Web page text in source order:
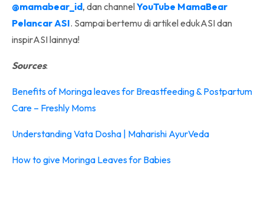
@mamabear_id, dan channelYouTube MamaBear
Pelancar ASI. Sampai bertemu di artikel edukASI dan
inspirASI lainnya!
Sources:
Benefits of Moringa leaves for Breastfeeding & Postpartum
Care – Freshly Moms
Understanding Vata Dosha | Maharishi AyurVeda
How to give Moringa Leaves for Babies